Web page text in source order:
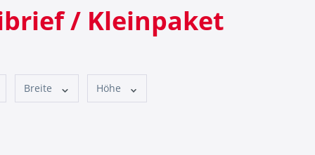
/ Kleinpaket
Breite Höhe